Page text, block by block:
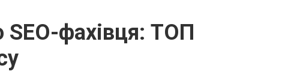
SEO-фахівця: ТОП